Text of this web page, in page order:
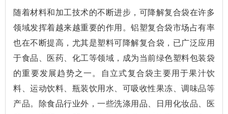
随着材料和加工技术的不断进步，可降解复合袋在许多
领域发挥着越来越重要的作用。铝塑复合袋市场占有率
也在不断提高，尤其是塑料可降解复合袋，已广泛应用
于食品、医药、化工等领域，成为当前绿色塑料包装袋
的重要发展趋势之一。自立式复合袋主要用于果汁饮
料、运动饮料、瓶装饮用水、可吸收性果冻、调味品等
产品。除食品行业外，一些洗涤用品、日用化妆品、医